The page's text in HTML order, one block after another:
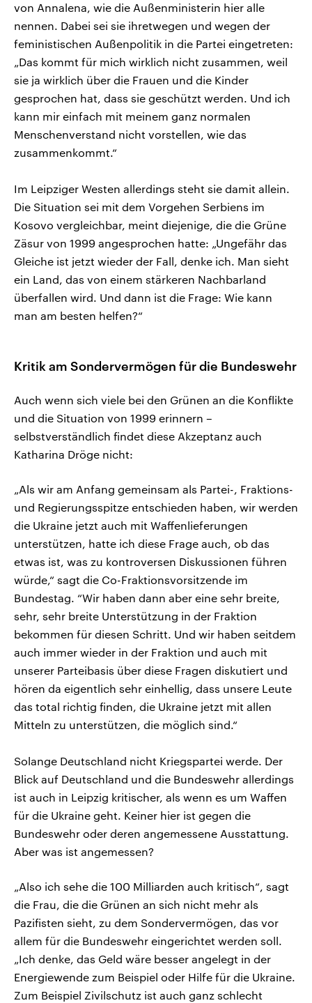
von Annalena, wie die Außenministerin hier alle
nennen. Dabei sei sie ihretwegen und wegen der
feministischen Außenpolitik in die Partei eingetreten:
„Das kommt für mich wirklich nicht zusammen, weil
sie ja wirklich über die Frauen und die Kinder
gesprochen hat, dass sie geschützt werden. Und ich
kann mir einfach mit meinem ganz normalen
Menschenverstand nicht vorstellen, wie das
zusammenkommt.“
Im Leipziger Westen allerdings steht sie damit allein.
Die Situation sei mit dem Vorgehen Serbiens im
Kosovo vergleichbar, meint diejenige, die die Grüne
Zäsur von 1999 angesprochen hatte: „Ungefähr das
Gleiche ist jetzt wieder der Fall, denke ich. Man sieht
ein Land, das von einem stärkeren Nachbarland
überfallen wird. Und dann ist die Frage: Wie kann
man am besten helfen?“
Kritik am Sondervermögen für die Bundeswehr
Auch wenn sich viele bei den Grünen an die Konflikte
und die Situation von 1999 erinnern –
selbstverständlich findet diese Akzeptanz auch
Katharina Dröge nicht:
„Als wir am Anfang gemeinsam als Partei-, Fraktions-
und Regierungsspitze entschieden haben, wir werden
die Ukraine jetzt auch mit Waffenlieferungen
unterstützen, hatte ich diese Frage auch, ob das
etwas ist, was zu kontroversen Diskussionen führen
würde,“ sagt die Co-Fraktionsvorsitzende im
Bundestag. “Wir haben dann aber eine sehr breite,
sehr, sehr breite Unterstützung in der Fraktion
bekommen für diesen Schritt. Und wir haben seitdem
auch immer wieder in der Fraktion und auch mit
unserer Parteibasis über diese Fragen diskutiert und
hören da eigentlich sehr einhellig, dass unsere Leute
das total richtig finden, die Ukraine jetzt mit allen
Mitteln zu unterstützen, die möglich sind.“
Solange Deutschland nicht Kriegspartei werde. Der
Blick auf Deutschland und die Bundeswehr allerdings
ist auch in Leipzig kritischer, als wenn es um Waffen
für die Ukraine geht. Keiner hier ist gegen die
Bundeswehr oder deren angemessene Ausstattung.
Aber was ist angemessen?
„Also ich sehe die 100 Milliarden auch kritisch“, sagt
die Frau, die die Grünen an sich nicht mehr als
Pazifisten sieht, zu dem Sondervermögen, das vor
allem für die Bundeswehr eingerichtet werden soll.
„Ich denke, das Geld wäre besser angelegt in der
Energiewende zum Beispiel oder Hilfe für die Ukraine.
Zum Beispiel Zivilschutz ist auch ganz schlecht